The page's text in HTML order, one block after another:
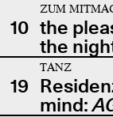
10
ZUM
the
the
19
TANZ
mind: